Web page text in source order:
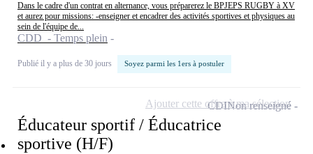
Dans le cadre d'un contrat en alternance, vous préparerez le BPJEPS RUGBY à XV
et aurez pour missions: -enseigner et encadrer des activités sportives et physiques au
sein de l'équipe de...
CDD - Temps plein
Publié il y a plus de 30 jours Soyez parmi les 1ers à postuler
Éducateur sportif / Éducatrice
sportive (H/F)
CDINon renseigné
Ajouter cette offre à ma sélection